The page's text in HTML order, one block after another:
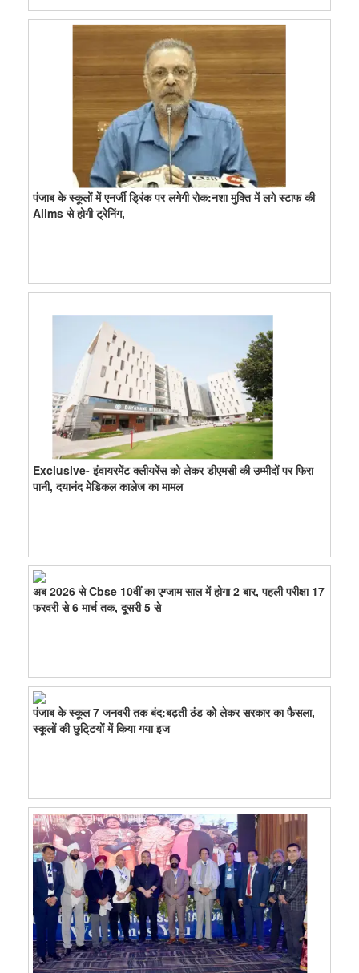
पंजाब के स्कूलों में एनर्जी ड्रिंक पर लगेगी रोक:नशा मुक्ति में लगे स्टाफ की
Aiims से होगी ट्रेनिंग,
Exclusive- इंवायरमेंट क्लीयरेंस को लेकर डीएमसी की उम्मीदों पर फिरा
पानी, दयानंद मेडिकल कालेज का मामल
अब 2026 से Cbse 10वीं का एग्जाम साल में होगा 2 बार, पहली परीक्षा 17
फरवरी से 6 मार्च तक, दूसरी 5 से
पंजाब के स्कूल 7 जनवरी तक बंद:बढ़ती ठंड को लेकर सरकार का फैसला,
स्कूलों की छुटि्टयों में किया गया इज